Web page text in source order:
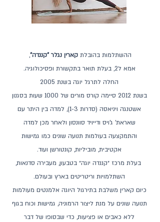
ההשתלמות בהובלת קארין נגלר "קננדה",
אמא ל2, בעלת תואר בתקשורת ופסיכולוגיה.
החלה לתרגל יוגה בשנת 2005
בשנת 2012 סיימה קורס מורים של 1000 שעות בסגנון
אשטנגה ויניאסה (סדרות 1-3), למדה בין היתר עם
שאראת' ג'ויס ודייויד סוונסון ולאחר מכן למדה
והתמקצעה בעולמות תנועה שונים כמו גמישות
אקטיבית, מוביליות, קונטורשן ועוד.
בעלת מרכז ״קננדה יוגה״ בטבעון, מעבירה סדנאות,
השתלמויות וריטריטים בארץ ובעולם.
כיום קארין משלבת בתירגול היוגה אלמנטים מעולמות
תנועה שונים על מנת ליצור הרמוניה, גמישות וכוח בגוף
ללא כאבים או פציעות, כדי שבסופו של דבר